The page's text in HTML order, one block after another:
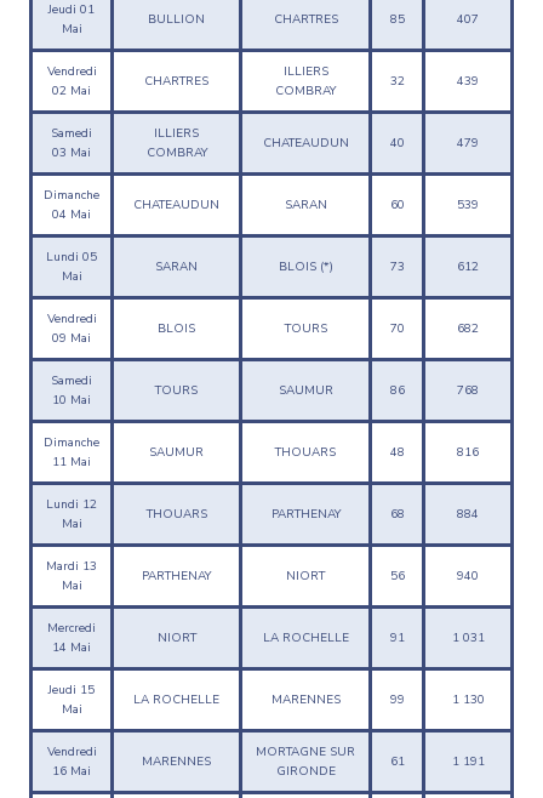
Jeudi 01
Mai
BULLION CHARTRES 85 407
Vendredi
02 Mai
CHARTRES
ILLIERS
COMBRAY
32 439
Samedi
03 Mai
ILLIERS
COMBRAY
CHATEAUDUN 40 479
Dimanche
04 Mai
CHATEAUDUN SARAN 60 539
Lundi 05
Mai
SARAN BLOIS (*) 73 612
Vendredi
09 Mai
BLOIS TOURS 70 682
Samedi
10 Mai
TOURS SAUMUR 86 768
Dimanche
11 Mai
SAUMUR THOUARS 48 816
Lundi 12
Mai
THOUARS PARTHENAY 68 884
Mardi 13
Mai
PARTHENAY NIORT 56 940
Mercredi
14 Mai
NIORT LA ROCHELLE 91 1 031
Jeudi 15
Mai
LA ROCHELLE MARENNES 99 1 130
Vendredi
16 Mai
MARENNES
MORTAGNE SUR
GIRONDE
61 1 191